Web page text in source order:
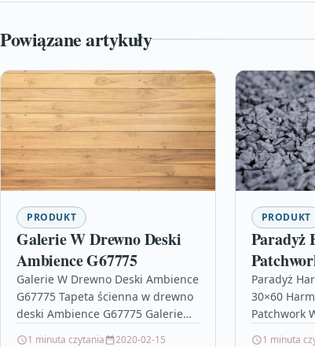
Powiązane artykuły
PRODUKT
Galerie W Drewno Deski
Ambience G67775
Galerie W Drewno Deski Ambience
G67775 Tapeta ścienna w drewno
deski Ambience G67775 Galerie
1 minuta czytania 2020-02-15
PRODUKT
Paradyż
Paradyż
30×60
Patchwork
1 minuta